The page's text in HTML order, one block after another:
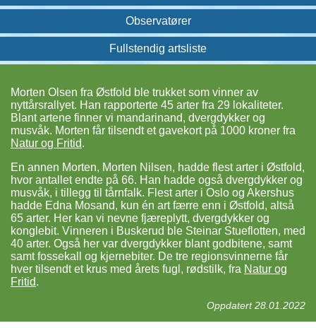
Observatører
Fullstendig artsliste
Morten Olsen fra Østfold ble trukket som vinner av
nyttårsrallyet. Han rapporterte 45 arter fra 29 lokaliteter.
Blant artene finner vi mandarinand, dvergdykker og
musvåk. Morten får tilsendt et gavekort på 1000 kroner fra
Natur og Fritid.
En annen Morten, Morten Nilsen, hadde flest arter i Østfold,
hvor antallet endte på 66. Han hadde også dvergdykker og
musvåk, i tillegg til tårnfalk. Flest arter i Oslo og Akershus
hadde Edna Mosand, kun én art færre enn i Østfold, altså
65 arter. Her kan vi nevne fjæreplytt, dvergdykker og
konglebit. Vinneren i Buskerud ble Steinar Stueflotten, med
40 arter. Også her var dvergdykker blant godbitene, samt
samt fossekall og kjernebiter. De tre regionsvinnerne får
hver tilsendt et krus med årets fugl, rødstilk, fra Natur og
Fritid.
Oppdatert 28.01.2022